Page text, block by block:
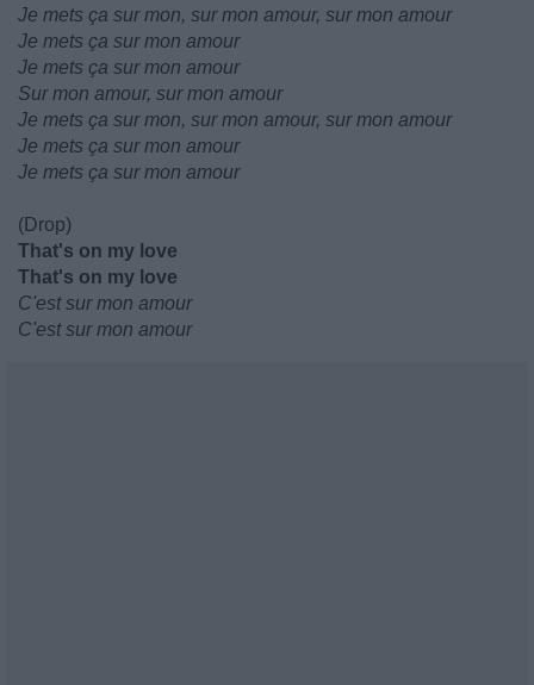
Je mets ça sur mon, sur mon amour, sur mon amour
Je mets ça sur mon amour
Je mets ça sur mon amour
Sur mon amour, sur mon amour
Je mets ça sur mon, sur mon amour, sur mon amour
Je mets ça sur mon amour
Je mets ça sur mon amour
(Drop)
That's on my love
That's on my love
C'est sur mon amour
C'est sur mon amour